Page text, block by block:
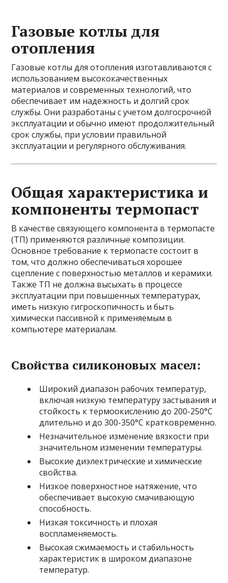
Газовые котлы для
отопления
Газовые котлы для отопления изготавливаются с
использованием высококачественных
материалов и современных технологий, что
обеспечивает им надежность и долгий срок
службы. Они разработаны с учетом долгосрочной
эксплуатации и обычно имеют продолжительный
срок службы, при условии правильной
эксплуатации и регулярного обслуживания.
Общая характеристика и
компоненты термопаст
В качестве связующего компонента в термопасте
(ТП) применяются различные композиции.
Основное требование к термопасте состоит в
том, что должно обеспечиваться хорошее
сцепление с поверхностью металлов и керамики.
Также ТП не должна высыхать в процессе
эксплуатации при повышенных температурах,
иметь низкую гигроскопичность и быть
химически пассивной к применяемым в
компьютере материалам.
Свойства силиконовых масел:
Широкий диапазон рабочих температур,
включая низкую температуру застывания и
стойкость к термоокислению до 200-250°С
длительно и до 300-350°С кратковременно.
Незначительное изменение вязкости при
значительном изменении температуры.
Высокие диэлектрические и химические
свойства.
Низкое поверхностное натяжение, что
обеспечивает высокую смачивающую
способность.
Низкая токсичность и плохая
воспламеняемость.
Высокая сжимаемость и стабильность
характеристик в широком диапазоне
температур.